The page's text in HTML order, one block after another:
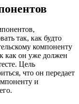
так, как будто
компоненту
как он уже должен
Цель
что он передает
и